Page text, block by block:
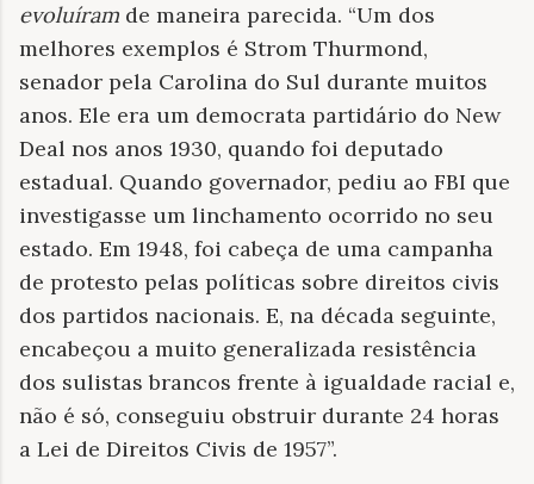
evoluíram de maneira parecida. “Um dos
melhores exemplos é Strom Thurmond,
senador pela Carolina do Sul durante muitos
anos. Ele era um democrata partidário do New
Deal nos anos 1930, quando foi deputado
estadual. Quando governador, pediu ao FBI que
investigasse um linchamento ocorrido no seu
estado. Em 1948, foi cabeça de uma campanha
de protesto pelas políticas sobre direitos civis
dos partidos nacionais. E, na década seguinte,
encabeçou a muito generalizada resistência
dos sulistas brancos frente à igualdade racial e,
não é só, conseguiu obstruir durante 24 horas
a Lei de Direitos Civis de 1957”.